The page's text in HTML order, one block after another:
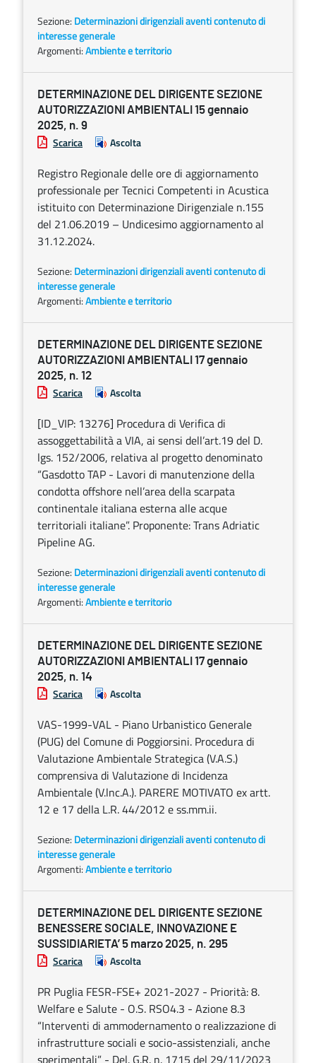
Sezione: Determinazioni dirigenziali aventi contenuto di
interesse generale
Argomenti:Ambiente e territorio
DETERMINAZIONE DEL DIRIGENTE SEZIONE
AUTORIZZAZIONI AMBIENTALI 15 gennaio
2025, n. 9
Scarica Ascolta
Registro Regionale delle ore di aggiornamento
professionale per Tecnici Competenti in Acustica
istituito con Determinazione Dirigenziale n.155
del 21.06.2019 – Undicesimo aggiornamento al
31.12.2024.
Sezione: Determinazioni dirigenziali aventi contenuto di
interesse generale
Argomenti:Ambiente e territorio
DETERMINAZIONE DEL DIRIGENTE SEZIONE
AUTORIZZAZIONI AMBIENTALI 17 gennaio
2025, n. 12
Scarica Ascolta
[ID_VIP: 13276] Procedura di Verifica di
assoggettabilità a VIA, ai sensi dell’art.19 del D.
lgs. 152/2006, relativa al progetto denominato
“Gasdotto TAP - Lavori di manutenzione della
condotta offshore nell’area della scarpata
continentale italiana esterna alle acque
territoriali italiane”. Proponente: Trans Adriatic
Pipeline AG.
Sezione: Determinazioni dirigenziali aventi contenuto di
interesse generale
Argomenti:Ambiente e territorio
DETERMINAZIONE DEL DIRIGENTE SEZIONE
AUTORIZZAZIONI AMBIENTALI 17 gennaio
2025, n. 14
Scarica Ascolta
VAS-1999-VAL - Piano Urbanistico Generale
(PUG) del Comune di Poggiorsini. Procedura di
Valutazione Ambientale Strategica (V.A.S.)
comprensiva di Valutazione di Incidenza
Ambientale (V.lnc.A.). PARERE MOTIVATO ex artt.
12 e 17 della L.R. 44/2012 e ss.mm.ii.
Sezione: Determinazioni dirigenziali aventi contenuto di
interesse generale
Argomenti:Ambiente e territorio
DETERMINAZIONE DEL DIRIGENTE SEZIONE
BENESSERE SOCIALE, INNOVAZIONE E
SUSSIDIARIETA’ 5 marzo 2025, n. 295
Scarica Ascolta
PR Puglia FESR-FSE+ 2021-2027 - Priorità: 8.
Welfare e Salute - O.S. RSO4.3 - Azione 8.3
“Interventi di ammodernamento o realizzazione di
infrastrutture sociali e socio-assistenziali, anche
sperimentali” - Del. G.R. n. 1715 del 29/11/2023